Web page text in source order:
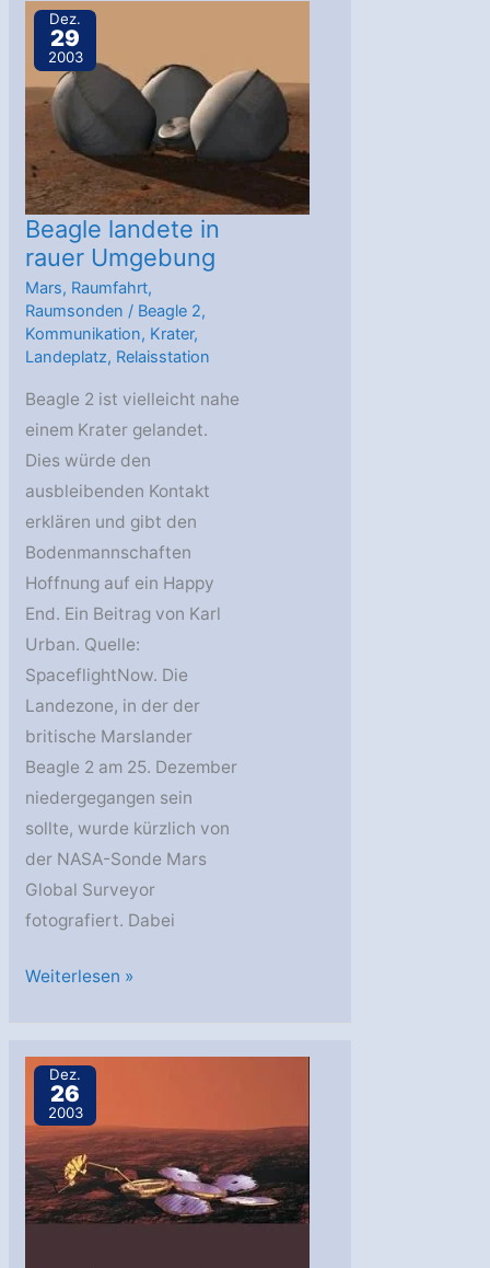
erfolgreich
Dez.
29
2003
Beagle landete in
rauer Umgebung
Mars, Raumfahrt,
Raumsonden / Beagle 2,
Kommunikation, Krater,
Landeplatz, Relaisstation
Beagle 2 ist vielleicht nahe
einem Krater gelandet.
Dies würde den
ausbleibenden Kontakt
erklären und gibt den
Bodenmannschaften
Hoffnung auf ein Happy
End. Ein Beitrag von Karl
Urban. Quelle:
SpaceflightNow. Die
Landezone, in der der
britische Marslander
Beagle 2 am 25. Dezember
niedergegangen sein
sollte, wurde kürzlich von
der NASA-Sonde Mars
Global Surveyor
fotografiert. Dabei
Beagle
rauer
Umgebung
Weiterlesen »
Dez.
26
2003